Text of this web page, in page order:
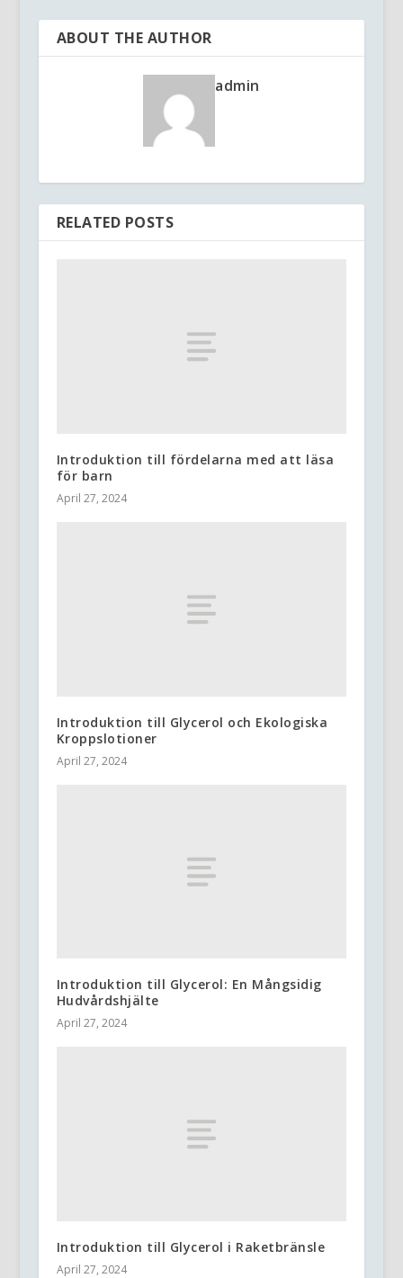
ABOUT THE AUTHOR
admin
RELATED POSTS
Introduktion till fördelarna med att läsa
för barn
April 27, 2024
Introduktion till Glycerol och Ekologiska
Kroppslotioner
April 27, 2024
Introduktion till Glycerol: En Mångsidig
Hudvårdshjälte
April 27, 2024
Introduktion till Glycerol i Raketbränsle
April 27, 2024